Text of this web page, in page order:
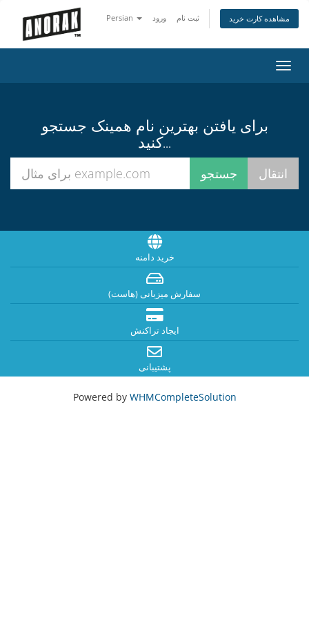
Persian ورود ثبت نام مشاهده کارت خرید
تغییر
برای یافتن بهترین نام همینک جستجو
کنید...
خرید دامنه
سفارش میزبانی (هاست)
ایجاد تراکنش
پشتیبانی
Powered by WHMCompleteSolution